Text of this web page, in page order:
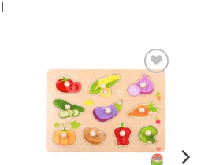
Sačuvaj
proizvod